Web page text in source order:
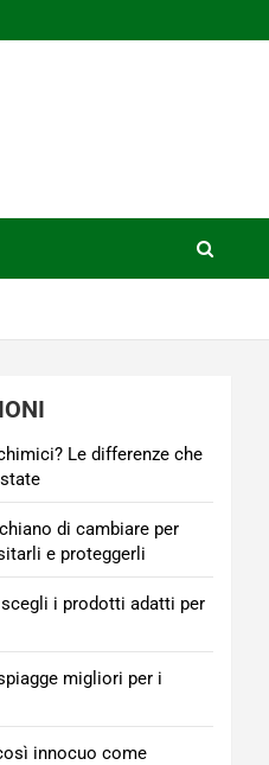
Le differenze che
di cambiare per
e proteggerli
i prodotti adatti per
migliori per i
innocuo come